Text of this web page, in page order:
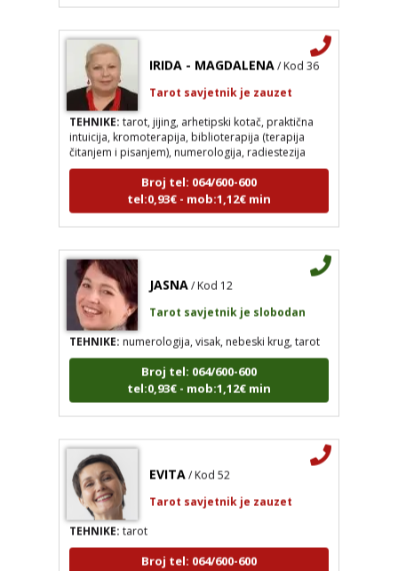
/ Kod 36
TEHNIKE:tarot, jijing, arhetipski kotač, praktična
intuicija, kromoterapija, biblioterapija (terapija
čitanjem i pisanjem), numerologija, radiestezija
Broj tel: 064/600-600
tel:0,93€ - mob:1,12€ min
TEHNIKE:numerologija, visak, nebeski krug, tarot
Broj tel: 064/600-600
tel:0,93€ - mob:1,12€ min
TEHNIKE:tarot
Broj tel: 064/600-600
tel:0,93€ - mob:1,12€ min